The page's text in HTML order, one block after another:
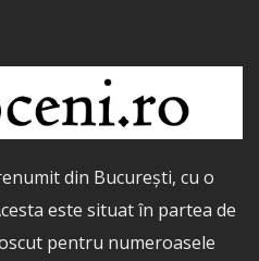
din București, cu o
este situat în partea de
pentru numeroasele